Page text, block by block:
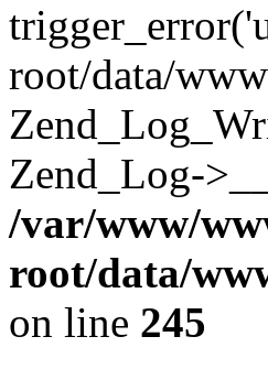
root/data/
Zend_Log-
/var/www/
root/data/
on line 245